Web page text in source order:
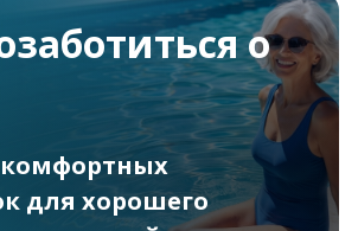
о
комфортных
для хорошего